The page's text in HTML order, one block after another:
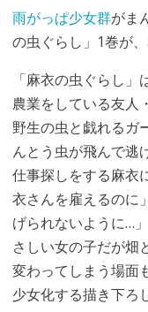
雨がっぱ少女群がま
の虫ぐらし」1巻が
「麻衣の虫ぐらし」
農業をしている友人
野生の虫と戯れるガ
んとう虫が飛んで逃
仕事探しをする麻衣
衣さんを雇えるのに
げられないように…
さしい女の子だが畑
変わってしまう場面
少女化する描き下ろ